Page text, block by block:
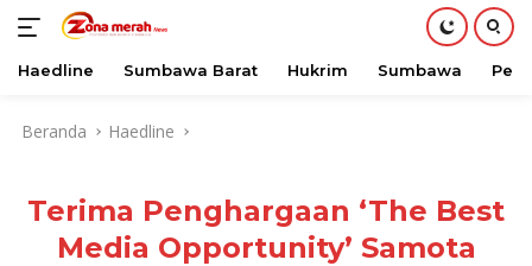
Haedline Sumbawa Barat Hukrim Sumbawa
Beranda Haedline
Terima Penghargaan ‘The Best
Media Opportunity’ Samota